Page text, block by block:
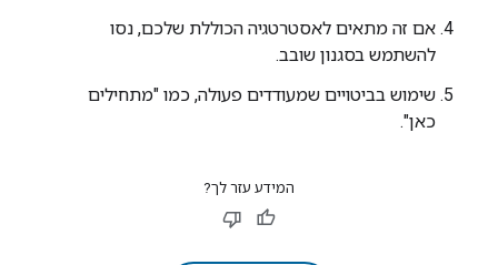
אם זה מתאים לאסטרטגיה הכוללת שלכם, נסו
להשתמש בסגנון שובב.
שימוש בביטויים שמעודדים פעולה, כמו "מתחילים
כאן".
המידע עזר לך?